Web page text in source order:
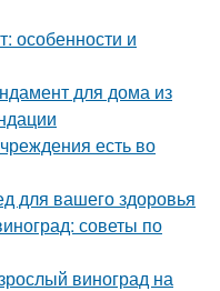
особенности и
для дома из
есть во
для вашего здоровья
советы по
виноград на